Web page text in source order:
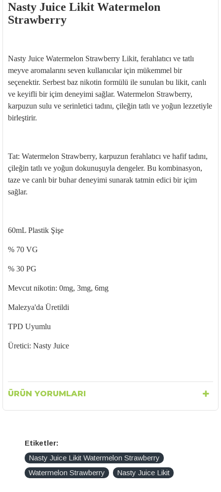
Nasty Juice Likit Watermelon
Strawberry
Nasty Juice Watermelon Strawberry Likit, ferahlatıcı ve tatlı
meyve aromalarını seven kullanıcılar için mükemmel bir
seçenektir. Serbest baz nikotin formülü ile sunulan bu likit, canlı
ve keyifli bir içim deneyimi sağlar. Watermelon Strawberry,
karpuzun sulu ve serinletici tadını, çileğin tatlı ve yoğun lezzetiyle
birleştirir.
Tat: Watermelon Strawberry, karpuzun ferahlatıcı ve hafif tadını,
çileğin tatlı ve yoğun dokunuşuyla dengeler. Bu kombinasyon,
taze ve canlı bir buhar deneyimi sunarak tatmin edici bir içim
sağlar.
60mL Plastik Şişe
% 70 VG
% 30 PG
Mevcut nikotin: 0mg, 3mg, 6mg
Malezya'da Üretildi
TPD Uyumlu
Üretici: Nasty Juice
ÜRÜN YORUMLARI
Etiketler:
Nasty Juice Likit Watermelon Strawberry
Watermelon Strawberry
Nasty Juice Likit